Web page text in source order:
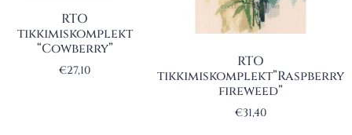
RTO
tikkimiskomplekt
“Cowberry”
€27,10
RTO
tikkimiskomplekt”Raspberry
fireweed”
€31,40